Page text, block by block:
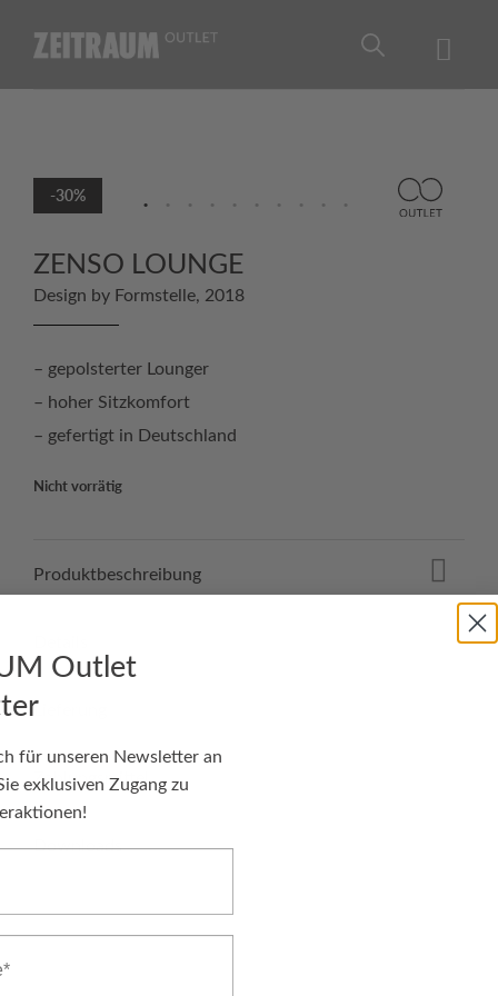
-30%
ZENSO LOUNGE
Design by Formstelle, 2018
– gepolsterter Lounger
– hoher Sitzkomfort
– gefertigt in Deutschland
Nicht vorrätig
Produktbeschreibung
Lieferung
Zahlungsmittel
Downloads
Outlet
für unseren Newsletter an
exklusiven Zugang zu